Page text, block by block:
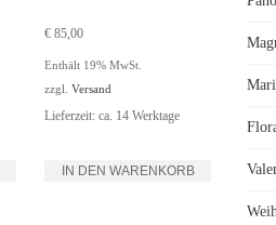
€ 85,00
Enthält 19% MwSt.
zzgl.Versand
Lieferzeit: ca. 14 Werktage
IN DEN WARENKORB